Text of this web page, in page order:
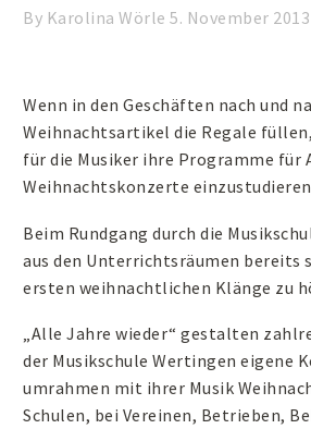
By Karolina Wörle 5. November 2013
Wenn in den Geschäften nach und
Weihnachtsartikel die Regale
für die Musiker ihre Programme für
Weihnachtskonzerte
Beim Rundgang durch die
aus den Unterrichtsräumen bereits
ersten weihnachtlichen Klänge zu
„Alle Jahre wieder“ gestalten
der Musikschule Wertingen eigene
umrahmen mit ihrer Musik
Schulen, bei Vereinen, Betrieben,